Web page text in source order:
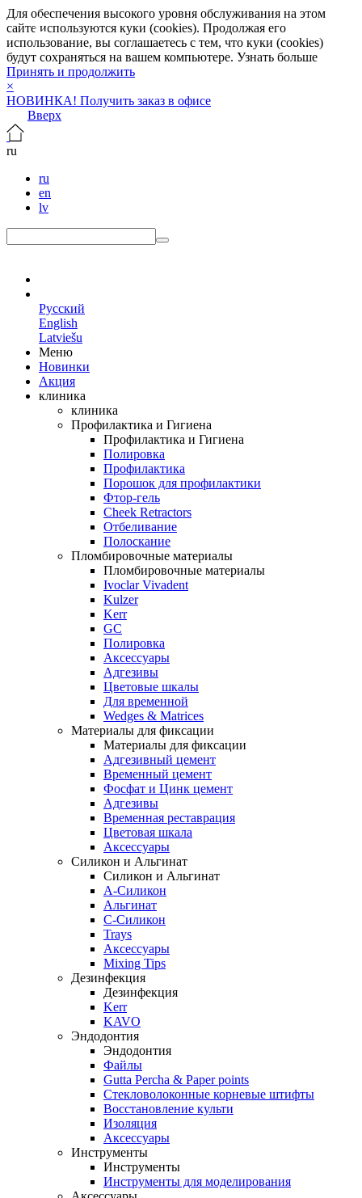
Для обеспечения высокого уровня обслуживания на этом
сайте используются куки (cookies). Продолжая его
использование, вы соглашаетесь с тем, что куки (cookies)
будут сохраняться на вашем компьютере. Узнать больше
Принять и продолжить
×
НОВИНКА! Получить заказ в офисе
Вверх
ru
ru
en
lv
Русский
English
Latviešu
Меню
Новинки
Акция
клиника
клиника
Профилактика и Гигиена
Профилактика и Гигиена
Полировка
Профилактика
Порошок для профилактики
Фтор-гель
Cheek Retractors
Отбеливание
Полоскание
Пломбировочные материалы
Пломбировочные материалы
Ivoclar Vivadent
Kulzer
Kerr
GC
Полировка
Аксессуары
Адгезивы
Цветовые шкалы
Для временной
Wedges & Matrices
Материалы для фиксации
Материалы для фиксации
Адгезивный цемент
Временный цемент
Фосфат и Цинк цемент
Адгезивы
Временная реставрация
Цветовая шкала
Аксессуары
Силикон и Альгинат
Силикон и Альгинат
A-Силикон
Альгинат
C-Силикон
Trays
Аксессуары
Mixing Tips
Дезинфекция
Дезинфекция
Kerr
KAVO
Эндодонтия
Эндодонтия
Файлы
Gutta Percha & Paper points
Стекловолоконные корневые штифты
Восстановление культи
Изоляция
Аксессуары
Инструменты
Инструменты
Инструменты для моделирования